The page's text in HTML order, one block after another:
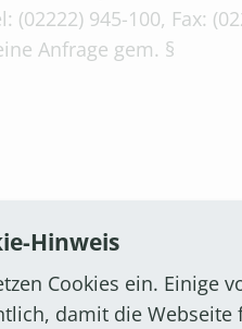
945-100, Fax:
Anfrage gem. §
945-100, Fax:
Kleine Anf
Hinweis
Cookies ein. Einige
damit die